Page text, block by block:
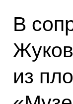
В
из